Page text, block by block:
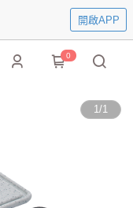
開啟APP
0
1/1